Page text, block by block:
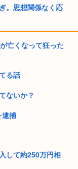
。思想関係なく応
接待をしたことが
亡くなって狂った
る話
ないか？
逮捕
して約250万円相